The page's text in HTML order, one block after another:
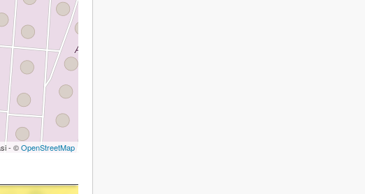
- ©OpenStreetMap